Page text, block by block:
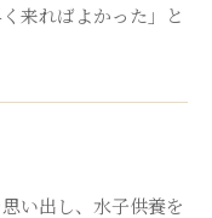
来ればよかった」と
い出し、水子供養を